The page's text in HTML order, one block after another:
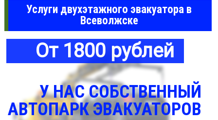
Услуги двухэтажного эвакуатора в
Всеволжске
От 1800 рублей
У НАС СОБСТВЕННЫЙ
АВТОПАРК ЭВАКУАТОРОВ